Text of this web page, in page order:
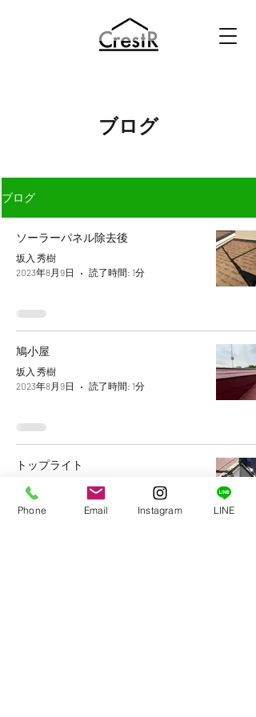
ブログ
ブログ
ソーラーパネル除去後
坂入 秀樹
2023年8月9日
読了時間: 1分
鳩小屋
坂入 秀樹
2023年8月9日
読了時間: 1分
トップライト
坂入 秀樹
2023年8月9日
読了時間: 1分
Phone Email Instagram LINE